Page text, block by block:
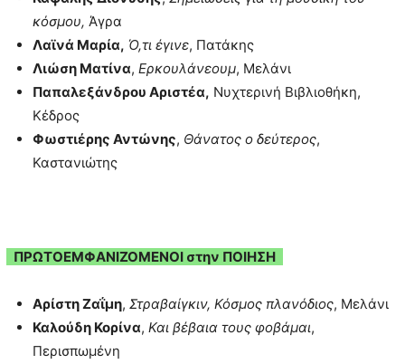
κόσμου, Άγρα
Λαϊνά Μαρία, Ό,τι έγινε, Πατάκης
Λιώση Ματίνα, Ερκουλάνεουμ, Μελάνι
Παπαλεξάνδρου Αριστέα, Νυχτερινή Βιβλιοθήκη,
Κέδρος
Φωστιέρης Αντώνης, Θάνατος ο δεύτερος,
Καστανιώτης
ΠΡΩΤΟΕΜΦΑΝΙΖΟΜΕΝΟΙ στην ΠΟΙΗΣΗ
Αρίστη Ζαΐμη, Στραβαίγκιν, Κόσμος πλανόδιος, Μελάνι
Καλούδη Κορίνα, Και βέβαια τους φοβάμαι,
Περισπωμένη